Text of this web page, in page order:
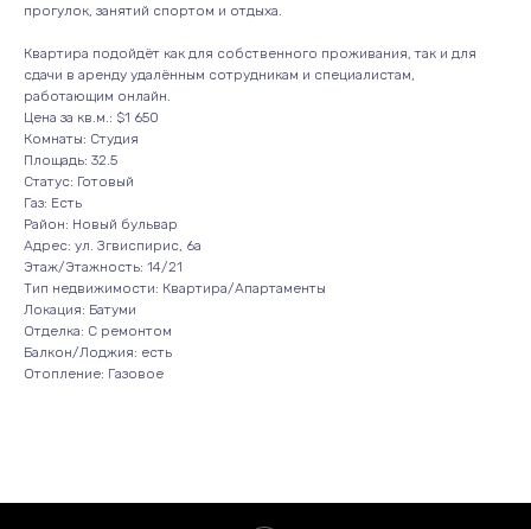
прогулок, занятий спортом и отдыха.
Квартира подойдёт как для собственного проживания, так и для
сдачи в аренду удалённым сотрудникам и специалистам,
работающим онлайн.
Цена за кв.м.: $1 650
Комнаты: Студия
Площадь: 32.5
Статус: Готовый
Газ: Есть
Район: Новый бульвар
Адрес: ул. Згвиспирис, 6а
Этаж/Этажность: 14/21
Тип недвижимости: Квартира/Апартаменты
Локация: Батуми
Отделка: С ремонтом
Балкон/Лоджия: есть
Отопление: Газовое